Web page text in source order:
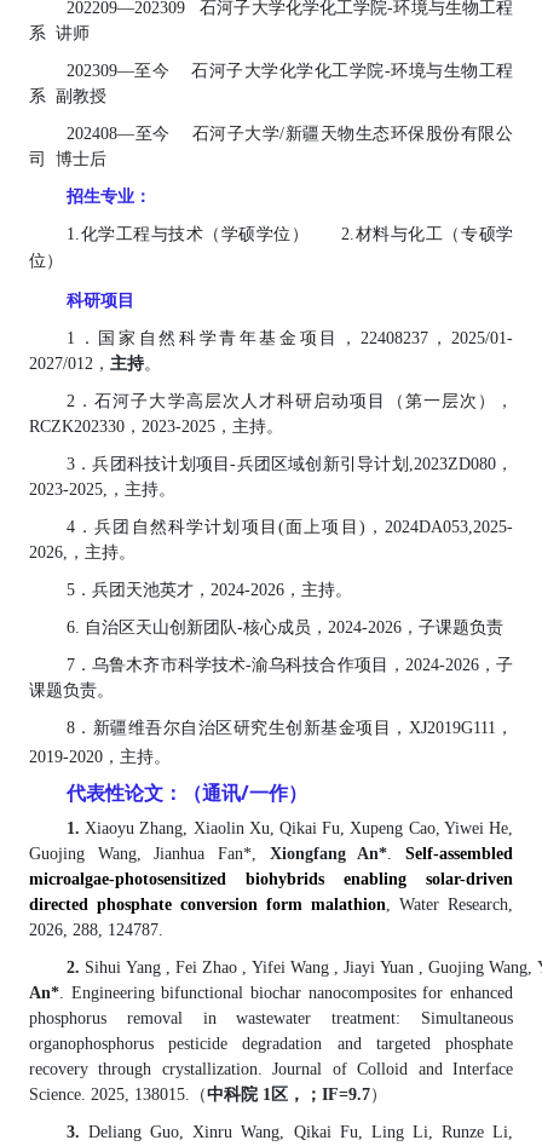
202209—202309石河子大学化学化工学院-环境与生物工程
系 讲师
202309—至今石河子大学化学化工学院-环境与生物工程
系 副教授
202408—至今 石河子大学/新疆天物生态环保股份有限公
司 博士后
招生专业：
1.化学工程与技术 （ 学硕学位） 2. 材料与化工（专硕学
位）
科研项目
1． 国家自然科学青年基金项目， 22408237， 2025/01-
2027/012， 主持。
2 ．石河子大学高层次人才科研启动项目（第一层次）
，
RCZK202330 ， 2023-2025，主持。
3 ．兵团科技计划项目-兵团区域创新引导计划,2023ZD080，
2023-2025, ， 主持。
4．兵团自然科学计划项目 (面上项目)， 2024DA053, 2025-
2026 ,，主持。
5．兵团天池英才， 2024-2026 ， 主持。
6. 自治区天山创新团队-核心成员，2024-2026， 子课题负责
7 ．乌鲁木齐市科学技术-渝乌科技合作项目， 2024-2026，子
课题负责。
8 ．新疆维吾尔自治区研究生创新基金项目， XJ2019G111，
2019-2020 ， 主持。
代表性论文：（通讯/一作）
1. Xiaoyu Zhang, Xiaolin Xu, Qikai Fu, Xupeng Cao, Yiwei He,
Guojing Wang, Jianhua Fan*, Xiongfang An* .Self-assembled
microalgae-photosensitized biohybrids enabling solar-driven
directed phosphate conversion form malathion , Water Research,
2026, 288, 124787
2. Sihui Yang , Fei Zhao Yifei Wang Jiayi Yuan Guojing Wang
An*
Engineering bifunctional biochar nanocomposites for enhanced
phosphorus removal in wastewater treatment: Simultaneous
organophosphorus pesticide degradation and targeted phosphate
recovery through crystallization . Journal of Colloid and Interface
Science. 2025, 138015.
（中科院 1 区，； IF=9.7）
3. Deliang Guo, Xinru Wang, Qikai Fu, Ling Li, Runze Li,